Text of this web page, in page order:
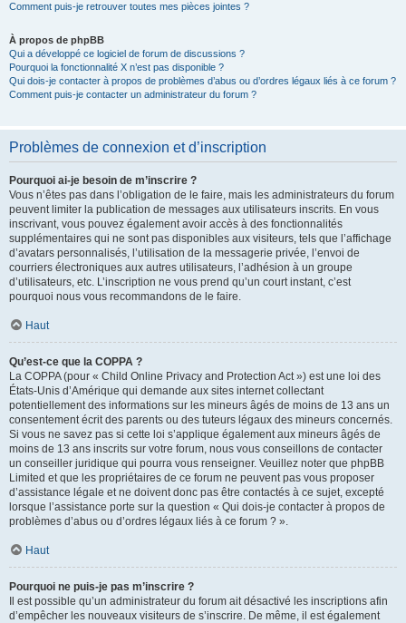
Comment puis-je retrouver toutes mes pièces jointes ?
À propos de phpBB
Qui a développé ce logiciel de forum de discussions ?
Pourquoi la fonctionnalité X n’est pas disponible ?
Qui dois-je contacter à propos de problèmes d’abus ou d’ordres légaux liés à ce forum ?
Comment puis-je contacter un administrateur du forum ?
Problèmes de connexion et d’inscription
Pourquoi ai-je besoin de m’inscrire ?
Vous n’êtes pas dans l’obligation de le faire, mais les administrateurs du forum
peuvent limiter la publication de messages aux utilisateurs inscrits. En vous
inscrivant, vous pouvez également avoir accès à des fonctionnalités
supplémentaires qui ne sont pas disponibles aux visiteurs, tels que l’affichage
d’avatars personnalisés, l’utilisation de la messagerie privée, l’envoi de
courriers électroniques aux autres utilisateurs, l’adhésion à un groupe
d’utilisateurs, etc. L’inscription ne vous prend qu’un court instant, c’est
pourquoi nous vous recommandons de le faire.
Haut
Qu’est-ce que la COPPA ?
La COPPA (pour « Child Online Privacy and Protection Act ») est une loi des
États-Unis d’Amérique qui demande aux sites internet collectant
potentiellement des informations sur les mineurs âgés de moins de 13 ans un
consentement écrit des parents ou des tuteurs légaux des mineurs concernés.
Si vous ne savez pas si cette loi s’applique également aux mineurs âgés de
moins de 13 ans inscrits sur votre forum, nous vous conseillons de contacter
un conseiller juridique qui pourra vous renseigner. Veuillez noter que phpBB
Limited et que les propriétaires de ce forum ne peuvent pas vous proposer
d’assistance légale et ne doivent donc pas être contactés à ce sujet, excepté
lorsque l’assistance porte sur la question « Qui dois-je contacter à propos de
problèmes d’abus ou d’ordres légaux liés à ce forum ? ».
Haut
Pourquoi ne puis-je pas m’inscrire ?
Il est possible qu’un administrateur du forum ait désactivé les inscriptions afin
d’empêcher les nouveaux visiteurs de s’inscrire. De même, il est également